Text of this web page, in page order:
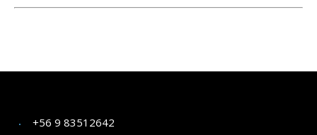
+56 9 83512642